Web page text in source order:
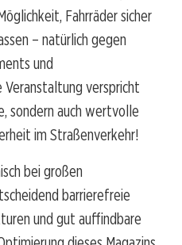
Fahrräder sicher
– natürlich gegen
und
Veranstaltung verspricht
sondern auch wertvolle
im Straßenverkehr!
bei großen
barrierefreie
und gut auffindbare